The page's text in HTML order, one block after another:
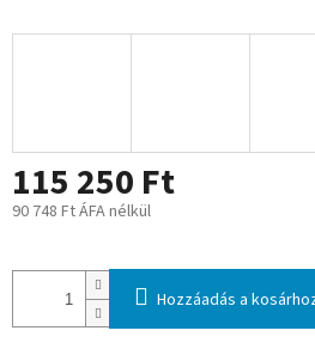
115 250 Ft
90 748 Ft ÁFA nélkül
Hozzáadás a